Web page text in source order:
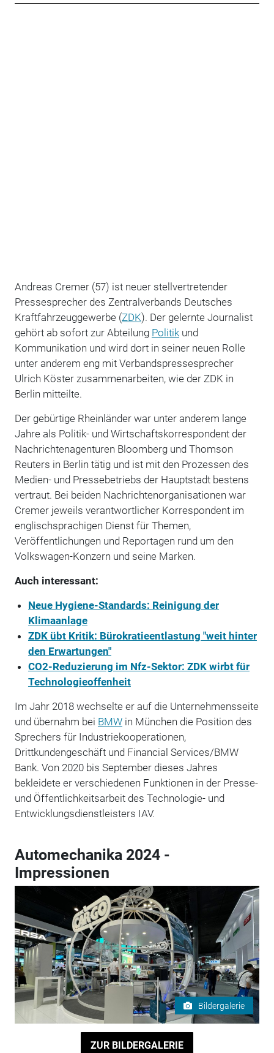
Andreas Cremer (57) ist neuer stellvertretender
Pressesprecher des Zentralverbands Deutsches
Kraftfahrzeuggewerbe (ZDK). Der gelernte Journalist
gehört ab sofort zur Abteilung Politikund
Kommunikation und wird dort in seiner neuen Rolle
unter anderem eng mit Verbandspressesprecher
Ulrich Köster zusammenarbeiten, wie der ZDK in
Berlin mitteilte.
Der gebürtige Rheinländer war unter anderem lange
Jahre als Politik- und Wirtschaftskorrespondent der
Nachrichtenagenturen Bloomberg und Thomson
Reuters in Berlin tätig und ist mit den Prozessen des
Medien- und Pressebetriebs der Hauptstadt bestens
vertraut. Bei beiden Nachrichtenorganisationen war
Cremer jeweils verantwortlicher Korrespondent im
englischsprachigen Dienst für Themen,
Veröffentlichungen und Reportagen rund um den
Volkswagen-Konzern und seine Marken.
Auch interessant:
Neue Hygiene-Standards: Reinigung der
Klimaanlage
ZDK übt Kritik: Bürokratieentlastung "weit hinter
den Erwartungen"
CO2-Reduzierung im Nfz-Sektor: ZDK wirbt für
Technologieoffenheit
Im Jahr 2018 wechselte er auf die Unternehmensseite
und übernahm bei BMWin München die Position des
Sprechers für Industriekooperationen,
Drittkundengeschäft und Financial Services/BMW
Bank. Von 2020 bis September dieses Jahres
bekleidete er verschiedenen Funktionen in der Presse-
und Öffentlichkeitsarbeit des Technologie- und
Entwicklungsdienstleisters IAV.
Automechanika 2024 -
Impressionen
Bildergalerie
ZUR BILDERGALERIE